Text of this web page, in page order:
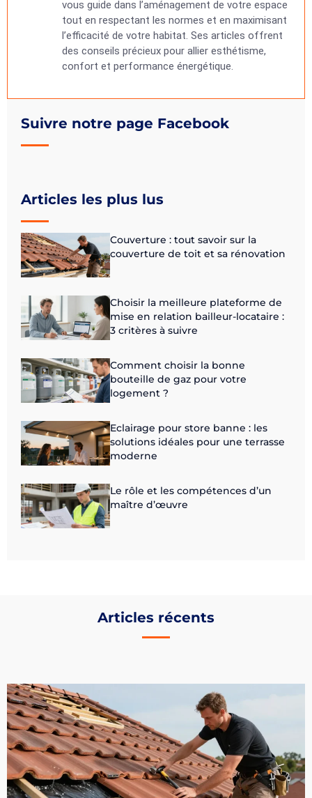
Suivre notre page Facebook
Articles les plus lus
Couverture : tout savoir sur la
couverture de toit et sa rénovation
Choisir la meilleure plateforme de
mise en relation bailleur-locataire :
3 critères à suivre
Comment choisir la bonne
bouteille de gaz pour votre
logement ?
Eclairage pour store banne : les
solutions idéales pour une terrasse
moderne
Le rôle et les compétences d’un
maître d’œuvre
vous guide dans l’aménagement de votre espace
tout en respectant les normes et en maximisant
l’efficacité de votre habitat. Ses articles offrent
des conseils précieux pour allier esthétisme,
confort et performance énergétique.
Articles récents